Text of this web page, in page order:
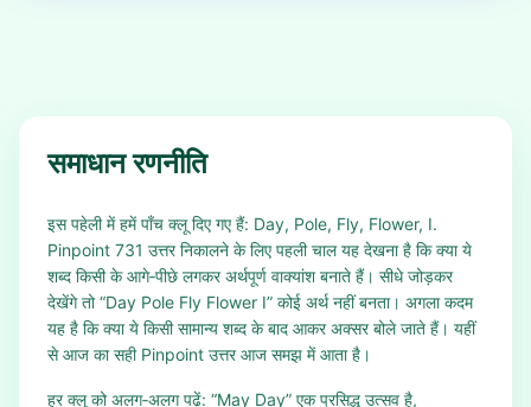
समाधान रणनीति
इस पहेली में हमें पाँच क्लू दिए गए हैं: Day, Pole, Fly, Flower, I.
Pinpoint 731 उत्तर निकालने के लिए पहली चाल यह देखना है कि क्या ये
शब्द किसी के आगे‑पीछे लगकर अर्थपूर्ण वाक्यांश बनाते हैं। सीधे जोड़कर
देखेंगे तो “Day Pole Fly Flower I” कोई अर्थ नहीं बनता। अगला कदम
यह है कि क्या ये किसी सामान्य शब्द के बाद आकर अक्सर बोले जाते हैं। यहीं
से आज का सही Pinpoint उत्तर आज समझ में आता है।
हर क्लू को अलग‑अलग पढ़ें: “May Day” एक प्रसिद्ध उत्सव है,